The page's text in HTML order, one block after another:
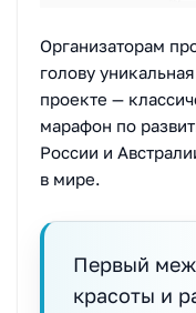
Организаторам
голову
проекте —
марафон по
России и
в мире.
Первый
красоты и